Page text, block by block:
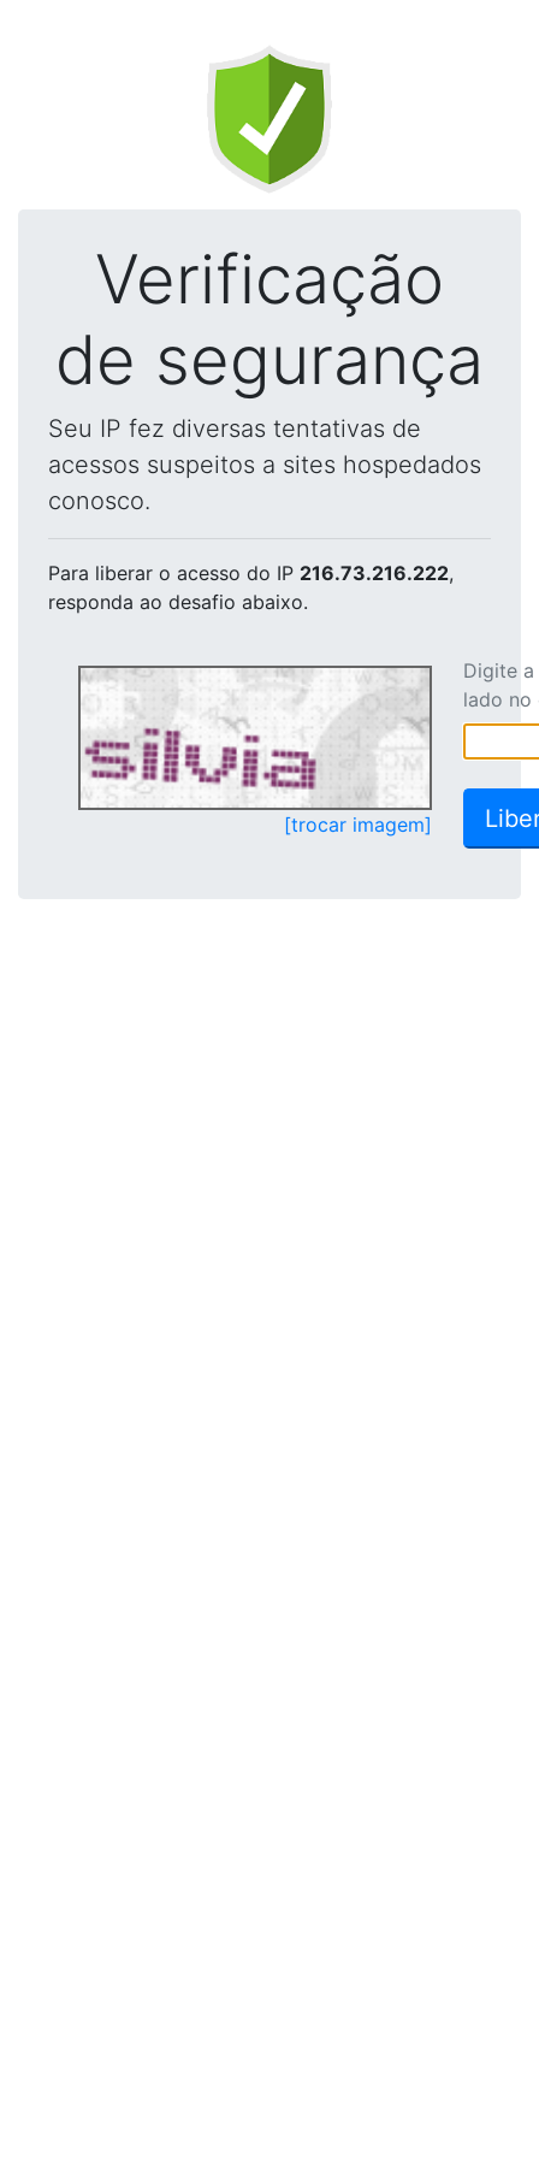
Verificação
de segurança
Seu IP fez diversas tentativas de
acessos suspeitos a sites hospedados
conosco.
Para liberar o acesso do IP 216.73.216.222,
responda ao desafio abaixo.
[trocar imagem]
Digite
lado no